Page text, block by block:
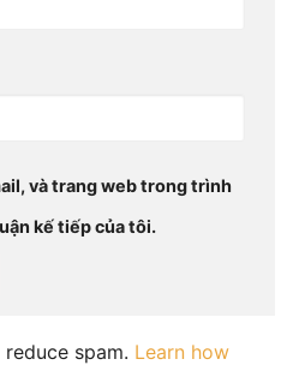
và trang web trong trình
kế tiếp của tôi.
spam. Learn how